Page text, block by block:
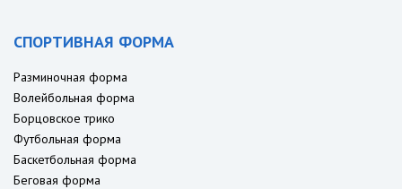
СПОРТИВНАЯ ФОРМА
Разминочная форма
Волейбольная форма
Борцовское трико
Футбольная форма
Баскетбольная форма
Беговая форма